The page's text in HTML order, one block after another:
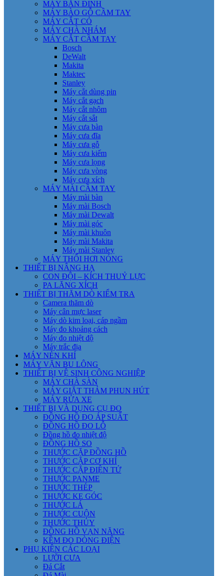
MÁY BẮN ĐINH
MÁY BÀO GỖ CẦM TAY
MÁY CẮT CỎ
MÁY CHÀ NHÁM
MÁY CẮT CẦM TAY
Bosch
DeWalt
Makita
Maktec
Stanley
Máy cắt dùng pin
Máy cắt gạch
Máy cắt nhôm
Máy cắt sắt
Máy cưa bàn
Máy cưa đĩa
Máy cưa gỗ
Máy cưa kiếm
Máy cưa lọng
Máy cưa vòng
Máy cưa xích
MÁY MÀI CẦM TAY
Máy mài bàn
Máy mài Bosch
Máy mài Dewalt
Máy mài góc
Máy mài khuôn
Máy mài Makita
Máy mài Stanley
MÁY THỔI HƠI NÓNG
THIẾT BỊ NÂNG HẠ
CON ĐỘI – KÍCH THUỶ LỰC
PA LĂNG XÍCH
THIẾT BỊ THĂM DÒ KIỂM TRA
Camera thăm dò
Máy cân mực laser
Máy dò kim loại, cáp ngầm
Máy đo khoảng cách
Máy đo nhiệt độ
Máy trắc địa
MÁY NÉN KHÍ
MÁY VẶN BU LÔNG
THIẾT BỊ VỆ SINH CÔNG NGHIỆP
MÁY CHÀ SÀN
MÁY GIẶT THẢM PHUN HÚT
MÁY RỬA XE
THIẾT BỊ VÀ DỤNG CỤ ĐO
ĐỒNG HỒ ĐO ÁP SUẤT
ĐỒNG HỒ ĐO LỖ
Đồng hồ đo nhiệt độ
ĐỒNG HỒ SO
THƯỚC CẶP ĐỒNG HỒ
THƯỚC CẶP CƠ KHÍ
THƯỚC CẶP ĐIỆN TỬ
THƯỚC PANME
THƯỚC THÉP
THƯỚC KE GÓC
THƯỚC LÁ
THƯỚC CUỘN
THƯỚC THỦY
ĐỒNG HỒ VẠN NĂNG
KỀM ĐO DÒNG ĐIỆN
PHỤ KIỆN CÁC LOẠI
LƯỠI CƯA
Đá Cắt